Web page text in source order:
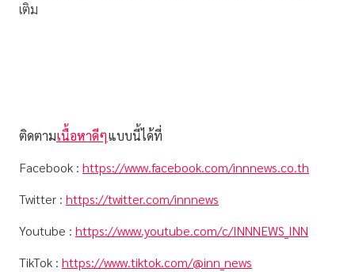
เติม
ติดตามเนื้อหาดีๆแบบนี้ได้ที่
Facebook : https://www.facebook.com/innnews.co.th
Twitter : https://twitter.com/innnews
Youtube : https://www.youtube.com/c/INNNEWS_INN
TikTok : https://www.tiktok.com/@inn_news